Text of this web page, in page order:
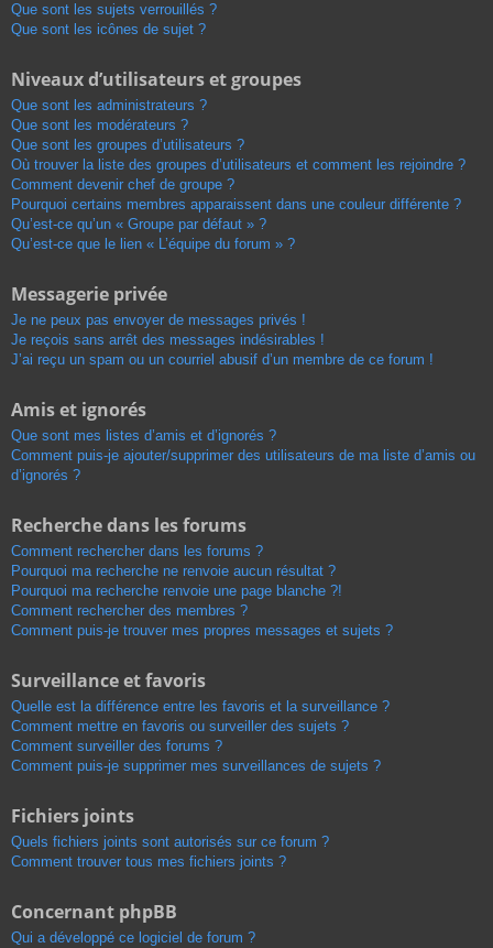
Que sont les sujets verrouillés ?
Que sont les icônes de sujet ?
Niveaux d’utilisateurs et groupes
Que sont les administrateurs ?
Que sont les modérateurs ?
Que sont les groupes d’utilisateurs ?
Où trouver la liste des groupes d’utilisateurs et comment les rejoindre ?
Comment devenir chef de groupe ?
Pourquoi certains membres apparaissent dans une couleur différente ?
Qu’est-ce qu’un « Groupe par défaut » ?
Qu’est-ce que le lien « L’équipe du forum » ?
Messagerie privée
Je ne peux pas envoyer de messages privés !
Je reçois sans arrêt des messages indésirables !
J’ai reçu un spam ou un courriel abusif d’un membre de ce forum !
Amis et ignorés
Que sont mes listes d’amis et d’ignorés ?
Comment puis-je ajouter/supprimer des utilisateurs de ma liste d’amis ou
d’ignorés ?
Recherche dans les forums
Comment rechercher dans les forums ?
Pourquoi ma recherche ne renvoie aucun résultat ?
Pourquoi ma recherche renvoie une page blanche ?!
Comment rechercher des membres ?
Comment puis-je trouver mes propres messages et sujets ?
Surveillance et favoris
Quelle est la différence entre les favoris et la surveillance ?
Comment mettre en favoris ou surveiller des sujets ?
Comment surveiller des forums ?
Comment puis-je supprimer mes surveillances de sujets ?
Fichiers joints
Quels fichiers joints sont autorisés sur ce forum ?
Comment trouver tous mes fichiers joints ?
Concernant phpBB
Qui a développé ce logiciel de forum ?